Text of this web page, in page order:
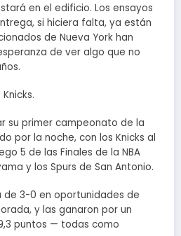
en el edificio. Los ensayos
si hiciera falta, ya están
de Nueva York han
de ver algo que no
su primer campeonato de la
por la noche, con los Knicks al
5 de las Finales de la NBA
y los Spurs de San Antonio.
de 3-0 en oportunidades de
y las ganaron por un
puntos — todas como